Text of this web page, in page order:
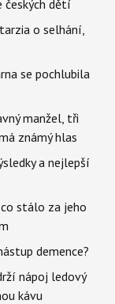
českých dětí
o selhání,
se pochlubila
manžel, tři
známý hlas
a nejlepší
stálo za jeho
demence?
nápoj ledový
kávu